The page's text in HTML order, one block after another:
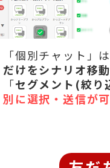
「個別チャット」
だけをシナリオ移動
「セグメント(絞り
別に選択・送信が可